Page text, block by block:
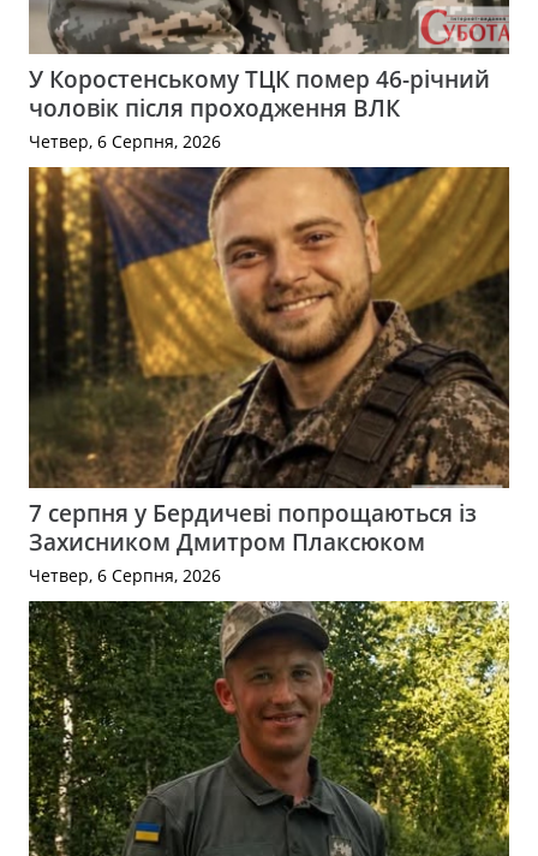
У Коростенському ТЦК помер 46-річний
чоловік після проходження ВЛК
Четвер, 6 Серпня, 2026
7 серпня у Бердичеві попрощаються із
Захисником Дмитром Плаксюком
Четвер, 6 Серпня, 2026